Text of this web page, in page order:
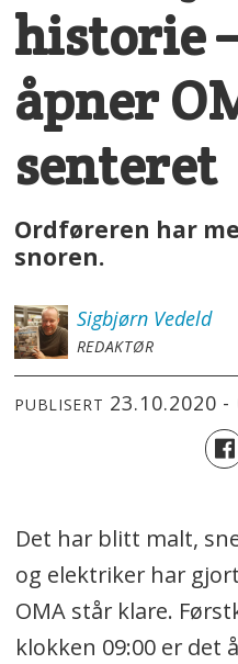
historie
åpner
senteret
Ordføreren har
snoren.
Sigbjørn Vedeld
REDAKTØR
PUBLISERT 23.10.2020
Det har blitt malt,
og elektriker har
OMA står klare.
klokken 09:00 er det